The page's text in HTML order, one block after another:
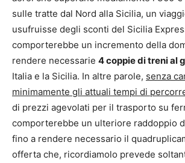
sulle tratte dal Nord alla Sicilia, un
usufruisse degli sconti del Sicilia
comporterebbe un incremento della
rendere necessarie 4 coppie di treni al
Italia e la Sicilia. In altre parole, senza
minimamente gli attuali tempi di
di prezzi agevolati per il trasporto su
comporterebbe un ulteriore raddoppio
fino a rendere necessario il
offerta che, ricordiamolo prevede